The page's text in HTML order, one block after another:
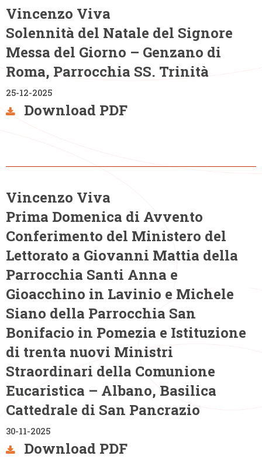
Vincenzo Viva
Solennità del Natale del Signore
Messa del Giorno – Genzano di
Roma, Parrocchia SS. Trinità
25-12-2025
Download PDF
Vincenzo Viva
Prima Domenica di Avvento
Conferimento del Ministero del
Lettorato a Giovanni Mattia della
Parrocchia Santi Anna e
Gioacchino in Lavinio e Michele
Siano della Parrocchia San
Bonifacio in Pomezia e Istituzione
di trenta nuovi Ministri
Straordinari della Comunione
Eucaristica – Albano, Basilica
Cattedrale di San Pancrazio
30-11-2025
Download PDF